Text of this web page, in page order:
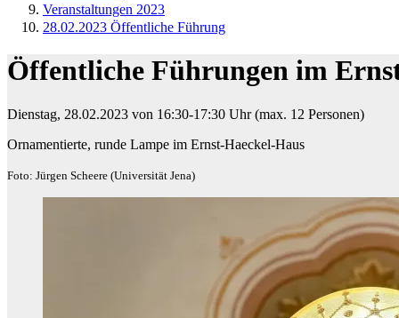
Veranstaltungen 2023
28.02.2023 Öffentliche Führung
Öffentliche Führungen im
Dienstag, 28.02.2023 von 16:30-17:30 Uhr (max. 12 Personen)​
Ornamentierte, runde Lampe im Ernst-Haeckel-Haus
Foto: Jürgen Scheere (Universität Jena)